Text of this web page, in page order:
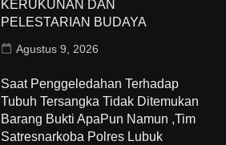
KERUKUNAN DAN
PELESTARIAN BUDAYA
Agustus 9, 2026
Saat Penggeledahan Terhadap
Tubuh Tersangka Tidak Ditemukan
Barang Bukti ApaPun Namun ,Tim
Satresnarkoba Polres Lubuk